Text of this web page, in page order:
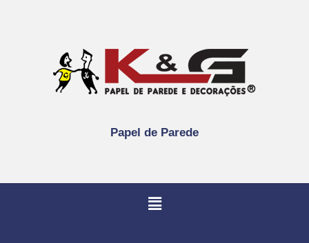
Papel de Parede